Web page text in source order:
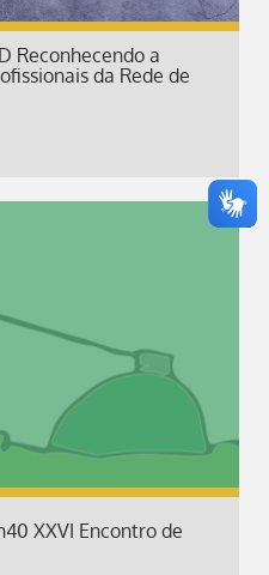
Reconhecendo a
da Rede de
XXVI Encontro de